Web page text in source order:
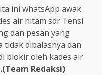
ini whatsApp awak
air hitam sdr Tensi
dan pesan yang
dibalasnya dan
blokir oleh kades air
Redaksi)